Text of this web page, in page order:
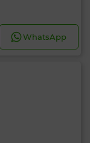
WhatsApp